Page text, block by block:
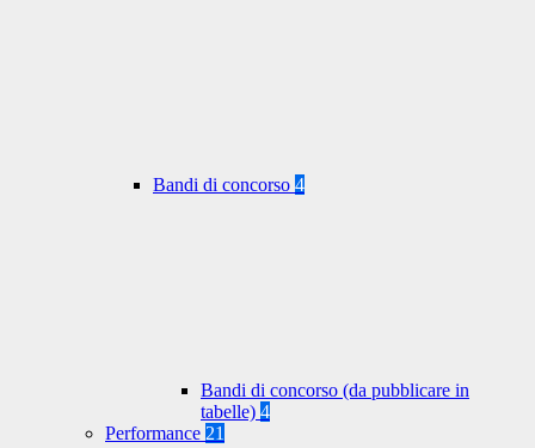
Bandi di concorso 4
Bandi di concorso (da pubblicare in
tabelle) 4
Performance 21